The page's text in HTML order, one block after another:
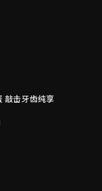
#ASMR #卤蛋 敲击牙齿纯享